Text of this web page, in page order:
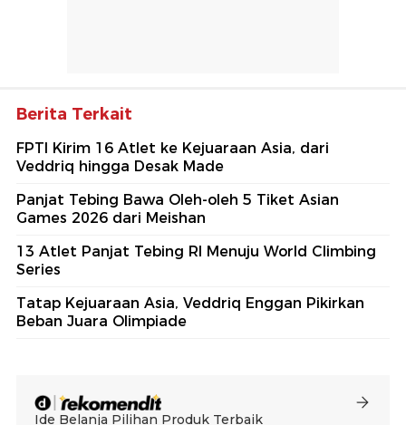
Berita Terkait
FPTI Kirim 16 Atlet ke Kejuaraan Asia, dari
Veddriq hingga Desak Made
Panjat Tebing Bawa Oleh-oleh 5 Tiket Asian
Games 2026 dari Meishan
13 Atlet Panjat Tebing RI Menuju World Climbing
Series
Tatap Kejuaraan Asia, Veddriq Enggan Pikirkan
Beban Juara Olimpiade